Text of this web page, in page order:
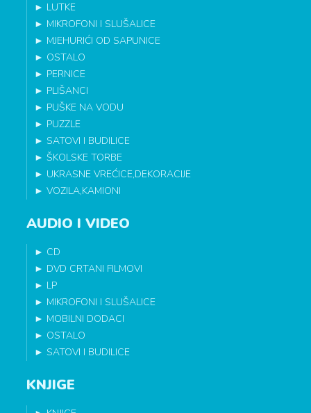
► LUTKE
► MIKROFONI I SLUŠALICE
► MJEHURIĆI OD SAPUNICE
► OSTALO
► PERNICE
► PLIŠANCI
► PUŠKE NA VODU
► PUZZLE
►SATOVI I BUDILICE
►ŠKOLSKE TORBE
► UKRASNE VREĆICE,DEKORACIJE
►VOZILA,KAMIONI
AUDIO I VIDEO
► CD
► DVD CRTANI FILMOVI
► LP
► MIKROFONI I SLUŠALICE
► MOBILNI DODACI
► OSTALO
►SATOVI I BUDILICE
KNJIGE